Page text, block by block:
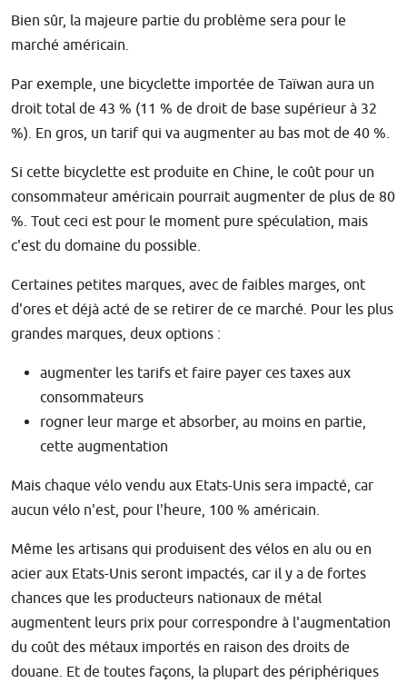
Bien sûr, la majeure partie du problème sera pour le
marché américain.
Par exemple, une bicyclette importée de Taïwan aura un
droit total de 43 % (11 % de droit de base supérieur à 32
%). En gros, un tarif qui va augmenter au bas mot de 40 %.
Si cette bicyclette est produite en Chine, le coût pour un
consommateur américain pourrait augmenter de plus de 80
%. Tout ceci est pour le moment pure spéculation, mais
c'est du domaine du possible.
Certaines petites marques, avec de faibles marges, ont
d'ores et déjà acté de se retirer de ce marché. Pour les plus
grandes marques, deux options :
augmenter les tarifs et faire payer ces taxes aux
consommateurs
rogner leur marge et absorber, au moins en partie,
cette augmentation
Mais chaque vélo vendu aux Etats-Unis sera impacté, car
aucun vélo n'est, pour l'heure, 100 % américain.
Même les artisans qui produisent des vélos en alu ou en
acier aux Etats-Unis seront impactés, car il y a de fortes
chances que les producteurs nationaux de métal
augmentent leurs prix pour correspondre à l'augmentation
du coût des métaux importés en raison des droits de
douane. Et de toutes façons, la plupart des périphériques